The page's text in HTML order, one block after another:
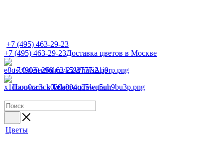
+7 (495) 463-29-23
+7 (495) 463-29-23Доставка цветов в Москве
+7 (903) 268-62-22WhatsApp
Написать в TelegramTelegram
Цветы